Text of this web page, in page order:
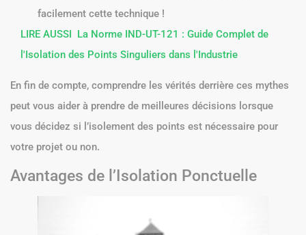
facilement cette technique !
LIRE AUSSI La Norme IND-UT-121 : Guide Complet de
l'Isolation des Points Singuliers dans l'Industrie
En fin de compte, comprendre les vérités derrière ces mythes
peut vous aider à prendre de meilleures décisions lorsque
vous décidez si l’isolement des points est nécessaire pour
votre projet ou non.
Avantages de l’Isolation Ponctuelle